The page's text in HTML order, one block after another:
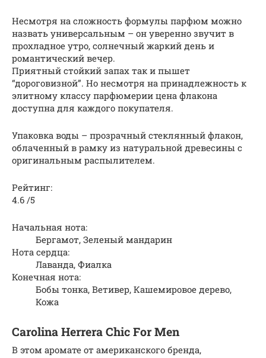
Несмотря на сложность формулы парфюм можно
назвать универсальным – он уверенно звучит в
прохладное утро, солнечный жаркий день и
романтический вечер.
Приятный стойкий запах так и пышет
“дороговизной”. Но несмотря на принадлежность к
элитному классу парфюмерии цена флакона
доступна для каждого покупателя.
Упаковка воды – прозрачный стеклянный флакон,
облаченный в рамку из натуральной древесины с
оригинальным распылителем.
Рейтинг:
4.6 /5
Начальная нота:
Бергамот, Зеленый мандарин
Нота сердца:
Лаванда, Фиалка
Конечная нота:
Бобы тонка, Ветивер, Кашемировое дерево,
Кожа
Carolina Herrera Chic For Men
В этом аромате от американского бренда,